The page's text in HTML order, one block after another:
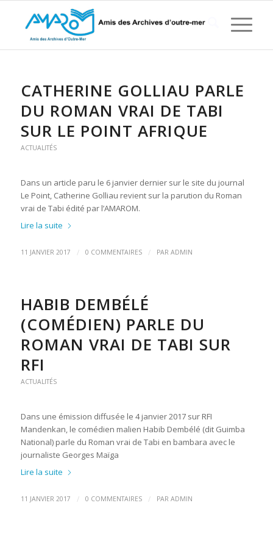
CATHERINE GOLLIAU PARLE
DU ROMAN VRAI DE TABI
SUR LE POINT AFRIQUE
ACTUALITÉS
Dans un article paru le 6 janvier dernier sur le site du journal
Le Point, Catherine Golliau revient sur la parution du Roman
vrai de Tabi édité par l’AMAROM.
Lire la suite
11 JANVIER 2017 / 0 COMMENTAIRES / PAR ADMIN
HABIB DEMBÉLÉ
(COMÉDIEN) PARLE DU
ROMAN VRAI DE TABI SUR
RFI
ACTUALITÉS
Dans une émission diffusée le 4 janvier 2017 sur RFI
Mandenkan, le comédien malien Habib Dembélé (dit Guimba
National) parle du Roman vrai de Tabi en bambara avec le
journaliste Georges Maïga
Lire la suite
11 JANVIER 2017 / 0 COMMENTAIRES / PAR ADMIN